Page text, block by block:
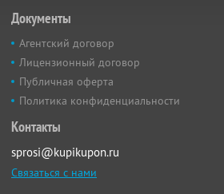
Документы
Агентский договор
Лицензионный договор
Публичная оферта
Политика конфиденциальности
Контакты
sprosi@kupikupon.ru
Связаться с нами